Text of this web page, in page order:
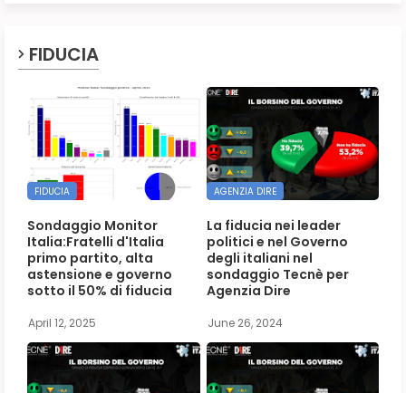
FIDUCIA
FIDUCIA
Sondaggio Monitor
Italia:Fratelli d'Italia
primo partito, alta
astensione e governo
sotto il 50% di fiducia
April 12, 2025
AGENZIA DIRE
La fiducia nei leader
politici e nel Governo
degli italiani nel
sondaggio Tecnè per
Agenzia Dire
June 26, 2024